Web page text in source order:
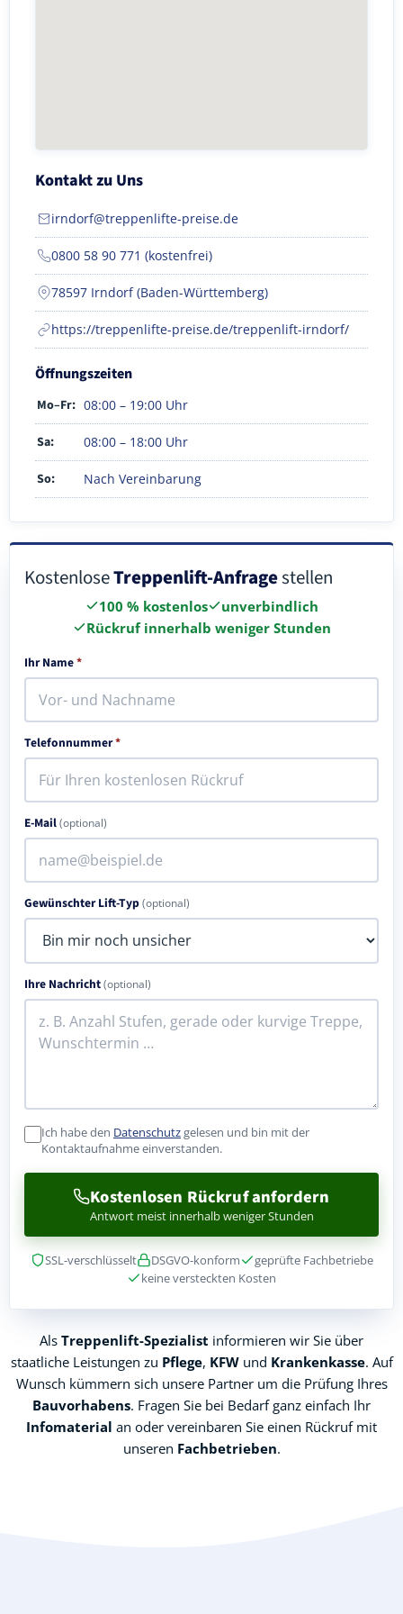
Kontakt zu Uns
irndorf@treppenlifte-preise.de
0800 58 90 771 (kostenfrei)
78597 Irndorf (Baden-Württemberg)
https://treppenlifte-preise.de/treppenlift-irndorf/
Öffnungszeiten
Mo–Fr: 08:00 – 19:00 Uhr
Sa: 08:00 – 18:00 Uhr
So: Nach Vereinbarung
KostenloseTreppenlift-Anfragestellen
100 % kostenlos
unverbindlich
Rückruf innerhalb weniger Stunden
Ihr Name*
Telefonnummer*
E-Mail(optional)
Gewünschter Lift-Typ(optional)
Ihre Nachricht(optional)
Ich habe den Datenschutzgelesen und bin mit der
Kontaktaufnahme einverstanden.
Kostenlosen Rückruf anfordern
Antwort meist innerhalb weniger Stunden
SSL-verschlüsselt DSGVO-konform
geprüfte Fachbetriebe
keine versteckten Kosten
Als Treppenlift-Spezialist informieren wir Sie über
staatliche Leistungen zu Pflege, KFWund Krankenkasse. Auf
Wunsch kümmern sich unsere Partner um die Prüfung Ihres
Bauvorhabens. Fragen Sie bei Bedarf ganz einfach Ihr
Infomaterial an oder vereinbaren Sie einen Rückruf mit
unseren Fachbetrieben.